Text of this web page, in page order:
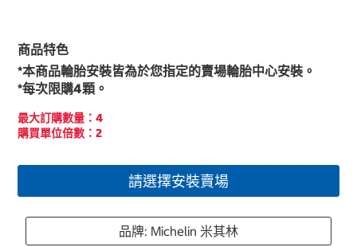
商品特色
*本商品輪胎安裝皆為於您指定的賣場輪胎中心安裝。
*每次限購4顆。
最大訂購數量：4
購買單位倍數：2
請選擇安裝賣場
品牌: Michelin 米其林